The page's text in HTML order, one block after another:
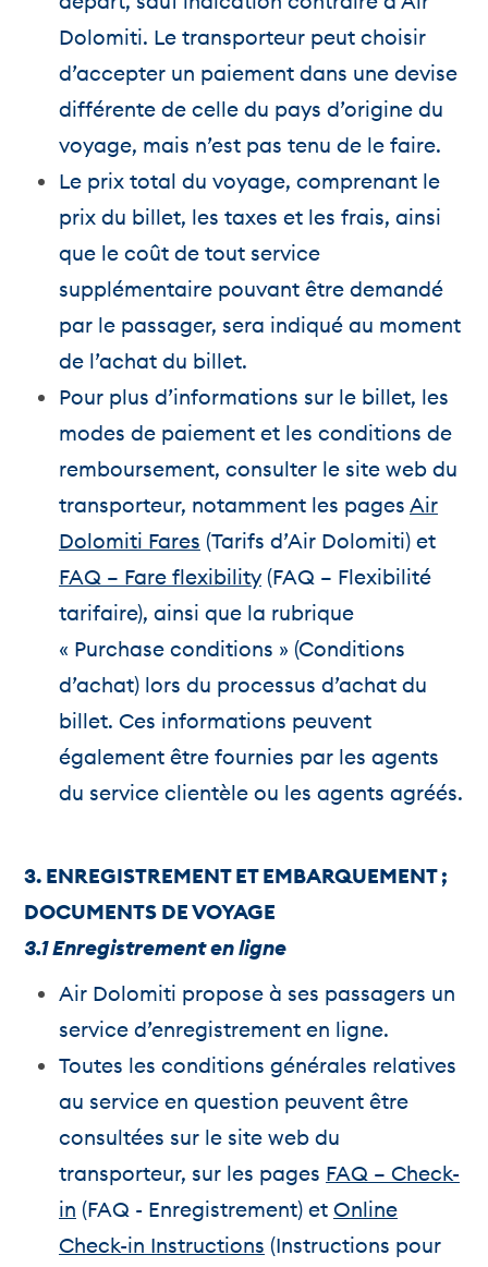
Dolomiti. Le transporteur peut choisir
d’accepter un paiement dans une devise
différente de celle du pays d’origine du
voyage, mais n’est pas tenu de le faire.
Le prix total du voyage, comprenant le
prix du billet, les taxes et les frais, ainsi
que le coût de tout service
supplémentaire pouvant être demandé
par le passager, sera indiqué au moment
de l’achat du billet.
Pour plus d’informations sur le billet, les
modes de paiement et les conditions de
remboursement, consulter le site web du
transporteur, notamment les pages Air
Dolomiti Fares (Tarifs d’Air Dolomiti) et
FAQ – Fare flexibility(FAQ – Flexibilité
tarifaire), ainsi que la rubrique
« Purchase conditions » (Conditions
d’achat) lors du processus d’achat du
billet. Ces informations peuvent
également être fournies par les agents
du service clientèle ou les agents agréés.
3. ENREGISTREMENT ET EMBARQUEMENT ;
DOCUMENTS DE VOYAGE
3.1 Enregistrement en ligne
Air Dolomiti propose à ses passagers un
service d’enregistrement en ligne.
Toutes les conditions générales relatives
au service en question peuvent être
consultées sur le site web du
transporteur, sur les pages FAQ – Check-
in (FAQ - Enregistrement) et Online
Check-in Instructions (Instructions pour